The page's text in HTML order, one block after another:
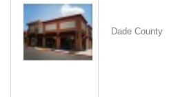
Dade County